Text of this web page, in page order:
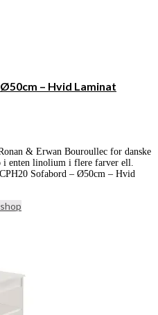
Ø50cm – Hvid Laminat
& Erwan Bouroullec for danske
i enten linolium i flere farver ell.
Sofabord – Ø50cm – Hvid